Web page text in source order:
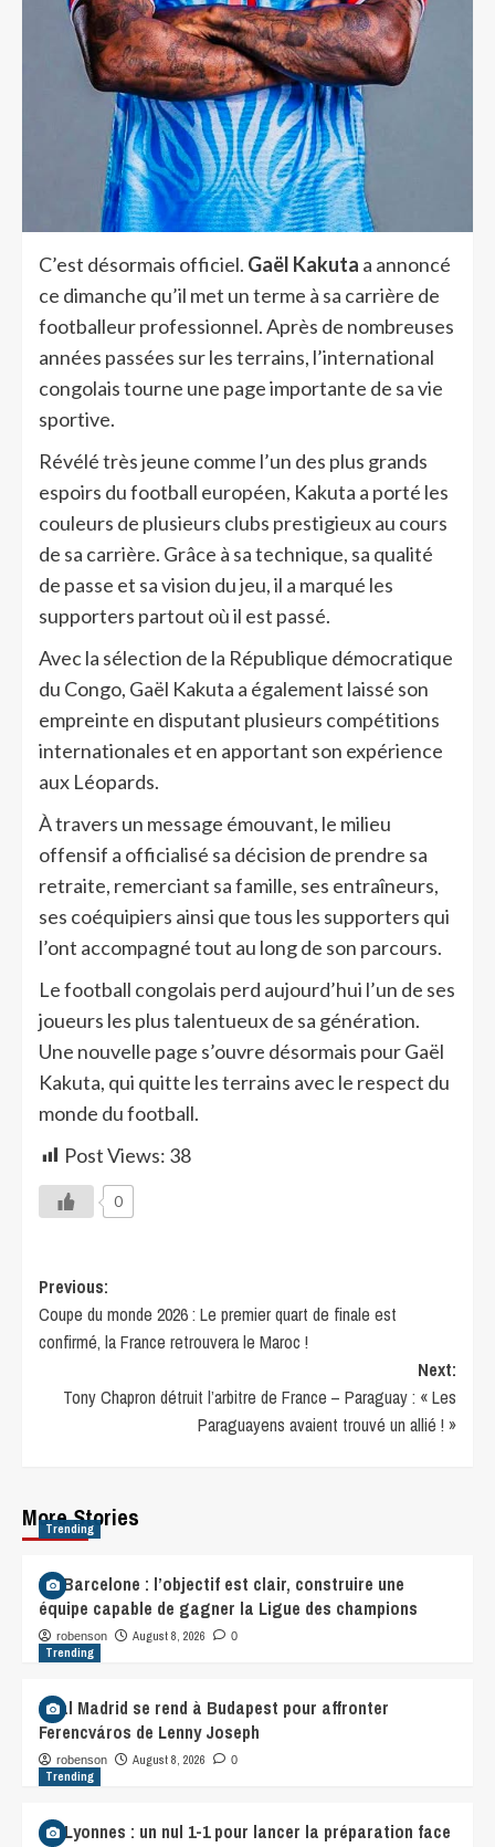
C’est désormais officiel. Gaël Kakuta a annoncé
ce dimanche qu’il met un terme à sa carrière de
footballeur professionnel. Après de nombreuses
années passées sur les terrains, l’international
congolais tourne une page importante de sa vie
sportive.
Révélé très jeune comme l’un des plus grands
espoirs du football européen, Kakuta a porté les
couleurs de plusieurs clubs prestigieux au cours
de sa carrière. Grâce à sa technique, sa qualité
de passe et sa vision du jeu, il a marqué les
supporters partout où il est passé.
Avec la sélection de la République démocratique
du Congo, Gaël Kakuta a également laissé son
empreinte en disputant plusieurs compétitions
internationales et en apportant son expérience
aux Léopards.
À travers un message émouvant, le milieu
offensif a officialisé sa décision de prendre sa
retraite, remerciant sa famille, ses entraîneurs,
ses coéquipiers ainsi que tous les supporters qui
l’ont accompagné tout au long de son parcours.
Le football congolais perd aujourd’hui l’un de ses
joueurs les plus talentueux de sa génération.
Une nouvelle page s’ouvre désormais pour Gaël
Kakuta, qui quitte les terrains avec le respect du
monde du football.
Post Views: 38
0
Previous:
Coupe du monde 2026 : Le premier quart de finale est
confirmé, la France retrouvera le Maroc !
Next:
Tony Chapron détruit l’arbitre de France – Paraguay : « Les
Paraguayens avaient trouvé un allié ! »
More Stories
Trending
FC Barcelone : l’objectif est clair, construire une
équipe capable de gagner la Ligue des champions
robenson August 8, 2026 0
Trending
Real Madrid se rend à Budapest pour affronter
Ferencváros de Lenny Joseph
robenson August 8, 2026 0
Trending
OL Lyonnes : un nul 1-1 pour lancer la préparation face